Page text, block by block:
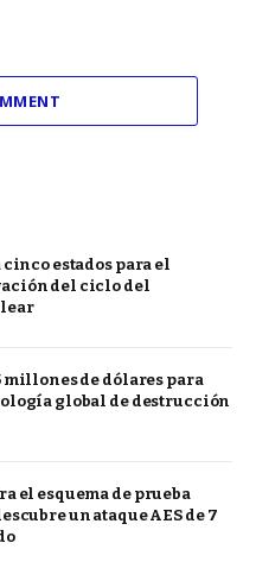
estados para el
del ciclo del
millones de dólares para
global de destrucción
el esquema de prueba
un ataque AES de 7